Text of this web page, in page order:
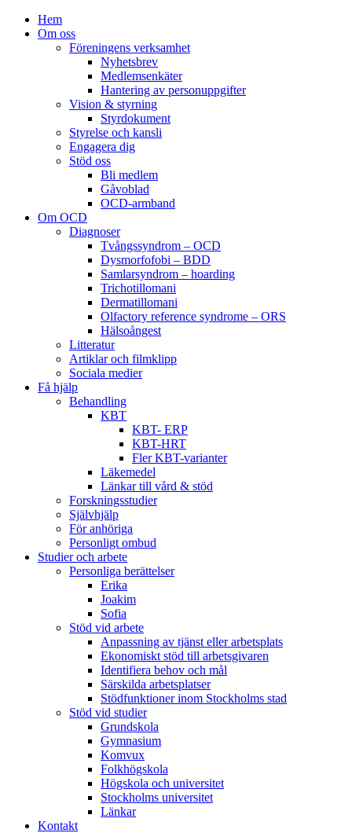
Hem
Om oss
Föreningens verksamhet
Nyhetsbrev
Medlemsenkäter
Hantering av personuppgifter
Vision & styrning
Styrdokument
Styrelse och kansli
Engagera dig
Stöd oss
Bli medlem
Gåvoblad
OCD-armband
Om OCD
Diagnoser
Tvångssyndrom – OCD
Dysmorfofobi – BDD
Samlarsyndrom – hoarding
Trichotillomani
Dermatillomani
Olfactory reference syndrome – ORS
Hälsoångest
Litteratur
Artiklar och filmklipp
Sociala medier
Få hjälp
Behandling
KBT
KBT- ERP
KBT-HRT
Fler KBT-varianter
Läkemedel
Länkar till vård & stöd
Forskningsstudier
Självhjälp
För anhöriga
Personligt ombud
Studier och arbete
Personliga berättelser
Erika
Joakim
Sofia
Stöd vid arbete
Anpassning av tjänst eller arbetsplats
Ekonomiskt stöd till arbetsgivaren
Identifiera behov och mål
Särskilda arbetsplatser
Stödfunktioner inom Stockholms stad
Stöd vid studier
Grundskola
Gymnasium
Komvux
Folkhögskola
Högskola och universitet
Stockholms universitet
Länkar
Kontakt